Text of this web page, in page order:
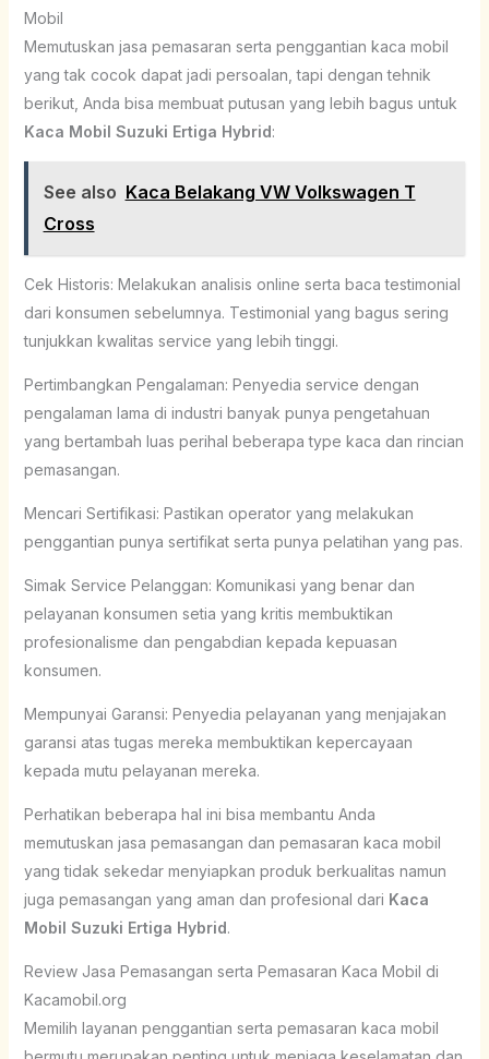
Mobil
Memutuskan jasa pemasaran serta penggantian kaca mobil
yang tak cocok dapat jadi persoalan, tapi dengan tehnik
berikut, Anda bisa membuat putusan yang lebih bagus untuk
Kaca Mobil Suzuki Ertiga Hybrid:
See also Kaca Belakang VW Volkswagen T
Cross
Cek Historis: Melakukan analisis online serta baca testimonial
dari konsumen sebelumnya. Testimonial yang bagus sering
tunjukkan kwalitas service yang lebih tinggi.
Pertimbangkan Pengalaman: Penyedia service dengan
pengalaman lama di industri banyak punya pengetahuan
yang bertambah luas perihal beberapa type kaca dan rincian
pemasangan.
Mencari Sertifikasi: Pastikan operator yang melakukan
penggantian punya sertifikat serta punya pelatihan yang pas.
Simak Service Pelanggan: Komunikasi yang benar dan
pelayanan konsumen setia yang kritis membuktikan
profesionalisme dan pengabdian kepada kepuasan
konsumen.
Mempunyai Garansi: Penyedia pelayanan yang menjajakan
garansi atas tugas mereka membuktikan kepercayaan
kepada mutu pelayanan mereka.
Perhatikan beberapa hal ini bisa membantu Anda
memutuskan jasa pemasangan dan pemasaran kaca mobil
yang tidak sekedar menyiapkan produk berkualitas namun
juga pemasangan yang aman dan profesional dari Kaca
Mobil Suzuki Ertiga Hybrid.
Review Jasa Pemasangan serta Pemasaran Kaca Mobil di
Kacamobil.org
Memilih layanan penggantian serta pemasaran kaca mobil